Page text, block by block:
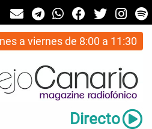
a viernes de 8:00 a 11:30
Directo